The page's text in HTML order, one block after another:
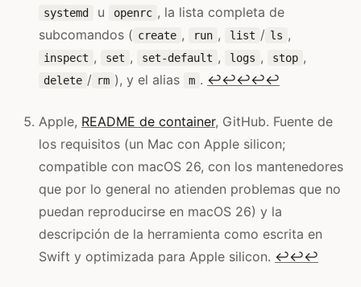
systemd u openrc , la lista completa de
subcomandos ( create , run , list / ls ,
inspect , set , set-default , logs , stop ,
delete / rm ), y el alias m . ↩↩↩↩↩
Apple, README de container, GitHub. Fuente de
los requisitos (un Mac con Apple silicon;
compatible con macOS 26, con los mantenedores
que por lo general no atienden problemas que no
puedan reproducirse en macOS 26) y la
descripción de la herramienta como escrita en
Swift y optimizada para Apple silicon. ↩↩↩